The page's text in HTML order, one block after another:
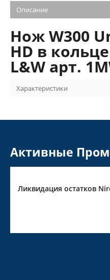
Описание
Нож W300
HD в
L&W арт.
Характеристики
Активные
остатков Niroflex !